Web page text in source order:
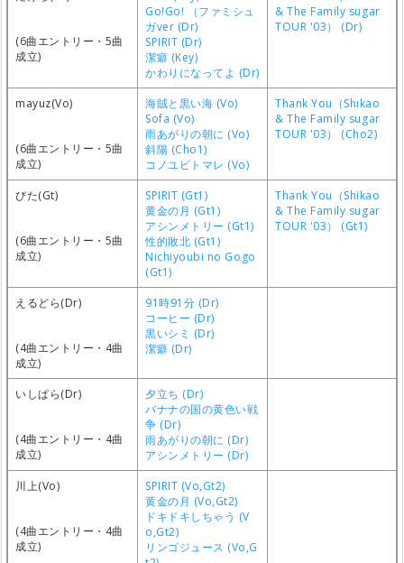
(6曲エントリー・5曲
成立)
Go!Go! （ファミシュ
ガver (Dr)
SPIRIT (Dr)
潔癖 (Key)
かわりになってよ (Dr)
& The Family sugar
TOUR '03） (Dr)
mayuz(Vo)
(6曲エントリー・5曲
成立)
海賊と黒い海 (Vo)
Sofa (Vo)
雨あがりの朝に (Vo)
斜陽 (Cho1)
コノユビトマレ (Vo)
Thank You（Shikao
& The Family sugar
TOUR '03） (Cho2)
びた(Gt)
(6曲エントリー・5曲
成立)
SPIRIT (Gt1)
黄金の月 (Gt1)
アシンメトリー (Gt1)
性的敗北 (Gt1)
Nichiyoubi no Gogo
(Gt1)
Thank You（Shikao
& The Family sugar
TOUR '03） (Gt1)
えるどら(Dr)
(4曲エントリー・4曲
成立)
91時91分 (Dr)
コーヒー (Dr)
黒いシミ (Dr)
潔癖 (Dr)
いしぱら(Dr)
(4曲エントリー・4曲
成立)
夕立ち (Dr)
バナナの国の黄色い戦
争 (Dr)
雨あがりの朝に (Dr)
アシンメトリー (Dr)
川上(Vo)
(4曲エントリー・4曲
成立)
SPIRIT (Vo,Gt2)
黄金の月 (Vo,Gt2)
ドキドキしちゃう (V
o,Gt2)
リンゴジュース (Vo,G